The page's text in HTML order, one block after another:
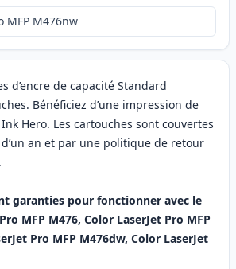
d’encre de capacité Standard
Bénéficiez d’une impression de
Hero. Les cartouches sont couvertes
an et par une politique de retour
garanties pour fonctionner avec le
MFP M476, Color LaserJet Pro MFP
Pro MFP M476dw, Color LaserJet
MFP M476nw